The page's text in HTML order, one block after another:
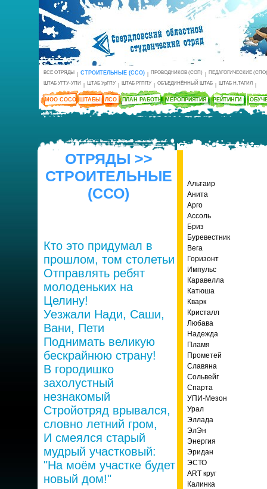
ВСЕ ОТРЯДЫ СТРОИТЕЛЬНЫЕ (ССО) ПРОВОДНИКОВ (СОП)
ПЕДАГОГИЧЕСКИЕ (СПО)
ШТАБ УГТУ-УПИ
ШТАБ УрГПУ ШТАБ РГППУ ОБЪЕДИНЁННЫЙ ШТАБ ШТАБ Н.ТАГИЛ
МОО СОСО ШТАБЫ ЛСО ПЛАН РАБОТЫ МЕРОПРИЯТИЯ РЕЙТИНГИ
ОТРЯДЫ >>
СТРОИТЕЛЬНЫЕ
(ССО)
Кто это придумал в
прошлом, том столетьи
Отправлять ребят
молоденьких на
Целину!
Уезжали Нади, Саши,
Вани, Пети
Поднимать великую
бескрайнюю страну!
В городишко
захолустный
незнакомый
Стройотряд врывался,
словно летний гром,
И смеялся старый
мудрый участковый:
"На моём участке будет
новый дом!"
Альтаир
Анита
Арго
Ассоль
Бриз
Буревестник
Вега
Горизонт
Импульс
Каравелла
Катюша
Кварк
Кристалл
Любава
Надежда
Пламя
Прометей
Славяна
Сольвейг
Спарта
УПИ-Мезон
Урал
Эллада
ЭлЭн
Энергия
Эридан
ЭСТО
ART круг
Калинка